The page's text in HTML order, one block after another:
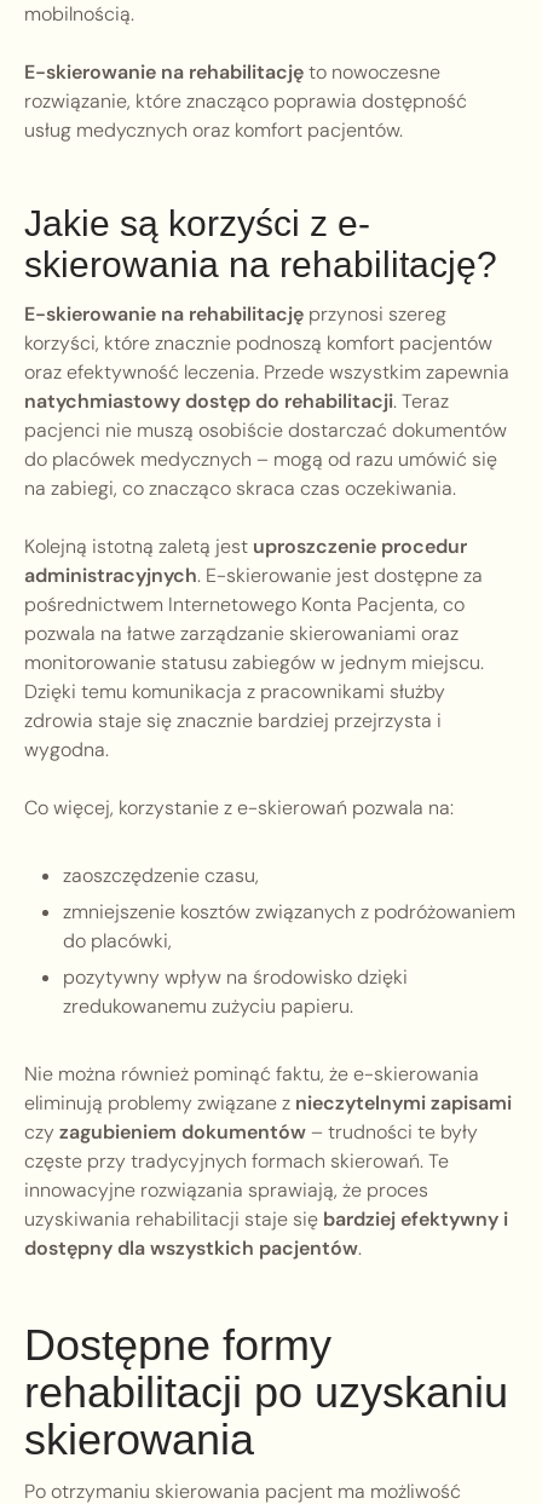
mobilnością.
E-skierowanie na rehabilitacjęto nowoczesne
rozwiązanie, które znacząco poprawia dostępność
usług medycznych oraz komfort pacjentów.
Jakie są korzyści z e-
skierowania na rehabilitację?
E-skierowanie na rehabilitację przynosi szereg
korzyści, które znacznie podnoszą komfort pacjentów
oraz efektywność leczenia. Przede wszystkim zapewnia
natychmiastowy dostęp do rehabilitacji. Teraz
pacjenci nie muszą osobiście dostarczać dokumentów
do placówek medycznych – mogą od razu umówić się
na zabiegi, co znacząco skraca czas oczekiwania.
Kolejną istotną zaletą jest uproszczenie procedur
administracyjnych. E-skierowanie jest dostępne za
pośrednictwem Internetowego Konta Pacjenta, co
pozwala na łatwe zarządzanie skierowaniami oraz
monitorowanie statusu zabiegów w jednym miejscu.
Dzięki temu komunikacja z pracownikami służby
zdrowia staje się znacznie bardziej przejrzysta i
wygodna.
Co więcej, korzystanie z e-skierowań pozwala na:
zaoszczędzenie czasu,
zmniejszenie kosztów związanych z podróżowaniem
do placówki,
pozytywny wpływ na środowisko dzięki
zredukowanemu zużyciu papieru.
Nie można również pominąć faktu, że e-skierowania
eliminują problemy związane z nieczytelnymi zapisami
czy zagubieniem dokumentów– trudności te były
częste przy tradycyjnych formach skierowań. Te
innowacyjne rozwiązania sprawiają, że proces
uzyskiwania rehabilitacji staje się bardziej efektywny i
dostępny dla wszystkich pacjentów.
Dostępne formy
rehabilitacji po uzyskaniu
skierowania
Po otrzymaniu skierowania pacjent ma możliwość